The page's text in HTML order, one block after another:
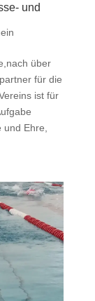
und
über
für die
ist für
Ehre,